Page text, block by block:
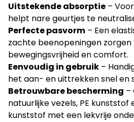
Uitstekende absorptie –
helpt nare geurtjes te
Perfecte pasvorm – Een
zachte beenopeningen zorgen
bewegingsvrijheid en comfort.
Eenvoudig in gebruik –
het aan- en uittrekken snel en
Betrouwbare bescherming –
natuurlijke vezels, PE kunststof
kunststof met een lekvrije